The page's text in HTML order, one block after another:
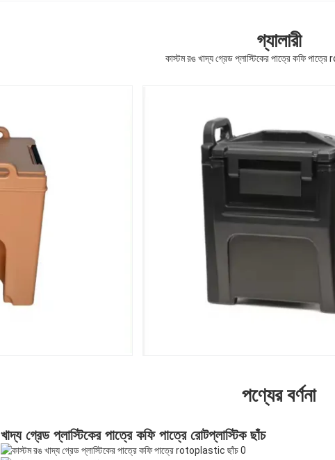
গ্যালারী
কাস্টম রঙ খাদ্য গ্রেড প্লাস্টিকের পাত্রে কফি
পণ্যের বর্ণনা
খাদ্য গ্রেড প্লাস্টিকের পাত্রে কফি পাত্রে রোটপ্লাস্টিক ছাঁচ